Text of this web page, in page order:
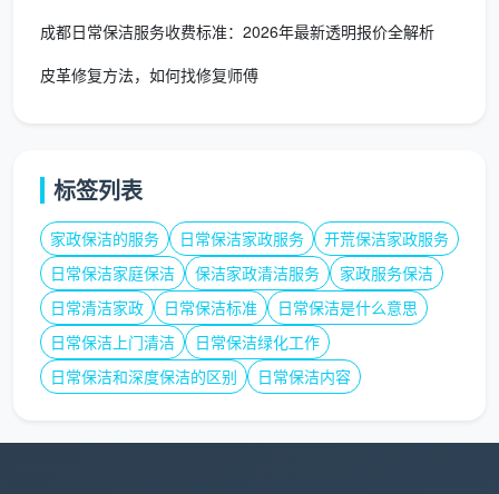
如何在信息洪流里找到成都真正口碑好的
保洁公司？
的优质服务方：
查具体评价而非看星星数：留意带图的真实评价，看
提到的是“阿姨擦得干净”“工具专业分色”“来之前发了
视频报价”，还是模糊的“服务好”“态度佳”。细节越
多，真实性越高。
问转介绍而不只看线上：在业主群里直接问“你家请
的哪家保洁，能看下做完的效果吗”，邻居的实拍比
成都日常保洁服务收费标准：2026年最新透明报价全解析
皮革修复方法，如何找修复师傅
标签列表
家政保洁的服务 日常保洁家政服务
开荒保洁家政服务
日常保洁家庭保洁
保洁家政清洁服务
家政服务保洁
日常清洁家政
日常保洁标准
日常保洁是什么意思
日常保洁上门清洁
日常保洁绿化工作
日常保洁和深度保洁的区别
日常保洁内容